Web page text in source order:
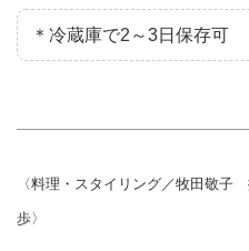
＊冷蔵庫で2～3日保存可
〈料理・スタイリング／牧田敬
歩〉